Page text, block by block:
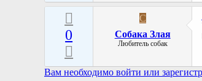
0
С
Собака Злая
Любитель собак
Вам необходимо войти или